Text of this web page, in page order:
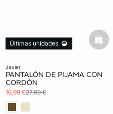
javier
PANTALÓN DE PIJAMA CON
CORDÓN
16,99 €27,99 €
Últimas unidades